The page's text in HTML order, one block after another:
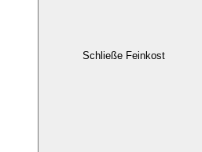
Schließe Feinkost